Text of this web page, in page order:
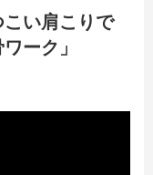
い肩こりで
ーク」